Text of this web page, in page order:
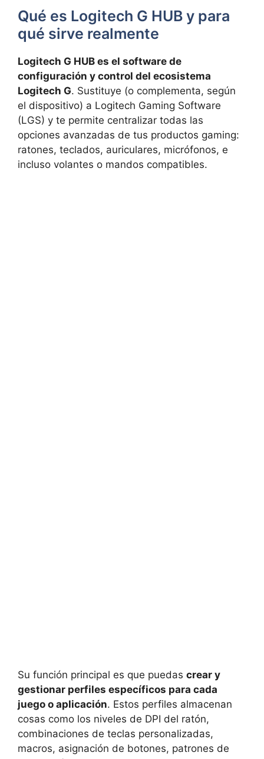
Qué es Logitech G HUB y para
qué sirve realmente
Logitech G HUB es el software de
configuración y control del ecosistema
Logitech G. Sustituye (o complementa, según
el dispositivo) a Logitech Gaming Software
(LGS) y te permite centralizar todas las
opciones avanzadas de tus productos gaming:
ratones, teclados, auriculares, micrófonos, e
incluso volantes o mandos compatibles.
Su función principal es que puedas crear y
gestionar perfiles específicos para cada
juego o aplicación. Estos perfiles almacenan
cosas como los niveles de DPI del ratón,
combinaciones de teclas personalizadas,
macros, asignación de botones, patrones de